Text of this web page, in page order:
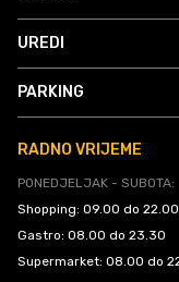
UREDI
PARKING
RADNO VRIJEME
PONEDJELJAK - SUBOTA:
Shopping: 09.00 do 22.00
Gastro: 08.00 do 23.30
Supermarket: 08.00 do